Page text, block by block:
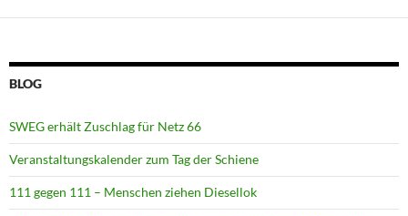
BLOG
SWEG erhält Zuschlag für Netz 66
Veranstaltungskalender zum Tag der Schiene
111 gegen 111 – Menschen ziehen Diesellok